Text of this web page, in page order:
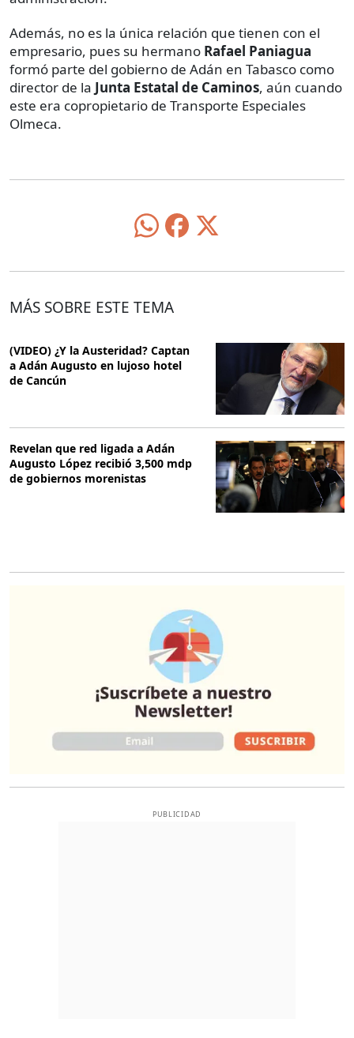
Además, no es la única relación que tienen con el
empresario, pues su hermano Rafael Paniagua
formó parte del gobierno de Adán en Tabasco como
director de la Junta Estatal de Caminos, aún cuando
este era copropietario de Transporte Especiales
Olmeca.
MÁS SOBRE ESTE TEMA
(VIDEO) ¿Y la Austeridad? Captan
a Adán Augusto en lujoso hotel
de Cancún
Revelan que red ligada a Adán
Augusto López recibió 3,500 mdp
de gobiernos morenistas
PUBLICIDAD